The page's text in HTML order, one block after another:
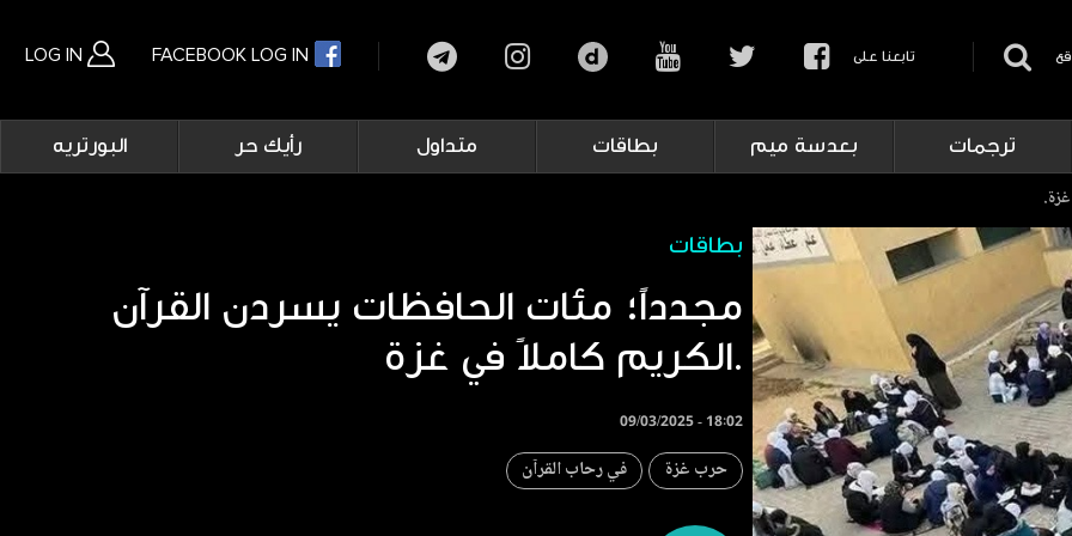
LOG IN FACEBOOK LOG IN تابعنا على
Main
navigation
ترجمات بعدسة ميم بطاقات متداول رأيك حر البورتريه
بطاقات
مجدداً؛ مئات الحافظات يسردن القرآن
الكريم كاملاً في غزة.
09/03/2025 - 18:02
حرب غزة في رحاب القرآن